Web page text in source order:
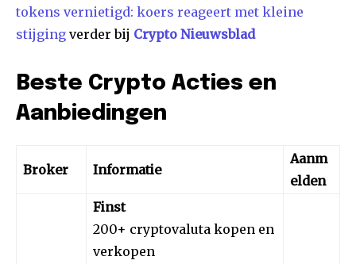
tokens vernietigd: koers reageert met kleine
stijging verder bij Crypto Nieuwsblad
Beste Crypto Acties en
Aanbiedingen
Broker Informatie
Aanm
elden
Finst
200+ cryptovaluta kopen en
verkopen